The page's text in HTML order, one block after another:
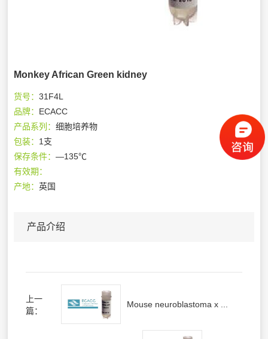
Monkey African Green kidney
货号：31F4L
品牌： ECACC
产品系列：细胞培养物
包装： 1支
保存条件：—135℃
有效期：
产地：英国
产品介绍
上一
篇：
Mouse neuroblastoma x ...